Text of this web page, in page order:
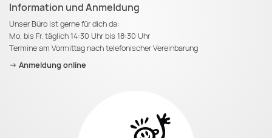
Information und Anmeldung
Unser Büro ist gerne für dich da:
Mo. bis Fr. täglich 14:30 Uhr bis 18:30 Uhr
Termine am Vormittag nach telefonischer Vereinbarung
-> Anmeldung online